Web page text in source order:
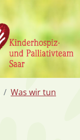
Was wir tun